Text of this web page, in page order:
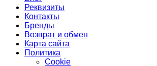
Реквизиты
Контакты
Бренды
Возврат и обмен
Карта сайта
Политика
Cookie